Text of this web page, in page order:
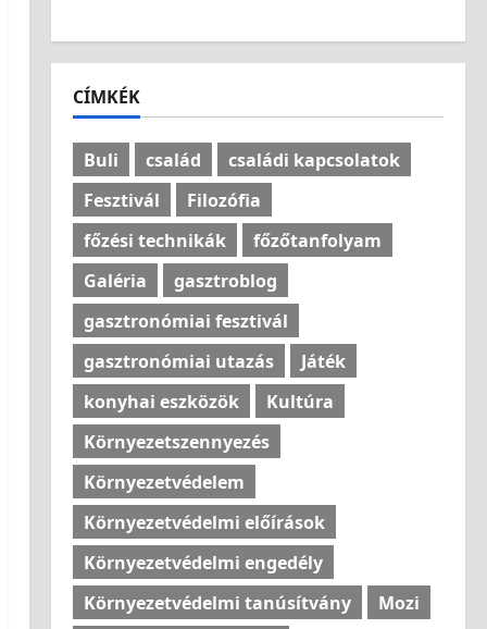
CÍMKÉK
Buli család
családi kapcsolatok
Fesztivál
Filozófia
főzési technikák
főzőtanfolyam
Galéria
gasztroblog
gasztronómiai fesztivál
gasztronómiai utazás
Játék
konyhai eszközök
Kultúra
Környezetszennyezés
Környezetvédelem
Környezetvédelmi előírások
Környezetvédelmi engedély
Környezetvédelmi tanúsítvány
Mozi